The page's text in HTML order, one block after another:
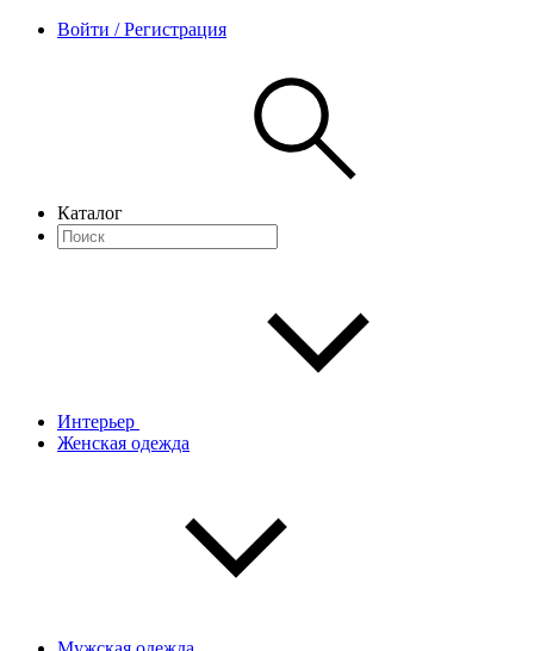
Войти / Регистрация
Каталог
Интерьер
Женская одежда